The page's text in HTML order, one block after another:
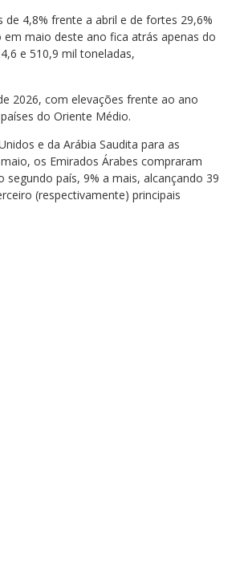
4,8% frente a abril e de fortes 29,6%
maio deste ano fica atrás apenas do
e 510,9 mil toneladas,
2026, com elevações frente ao ano
do Oriente Médio.
e da Arábia Saudita para as
os Emirados Árabes compraram
país, 9% a mais, alcançando 39
(respectivamente) principais